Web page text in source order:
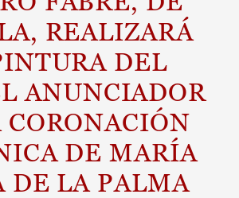
REALIZARÁ
DEL
ANUNCIADOR
CORONACIÓN
DE MARÍA
DE LA PALMA